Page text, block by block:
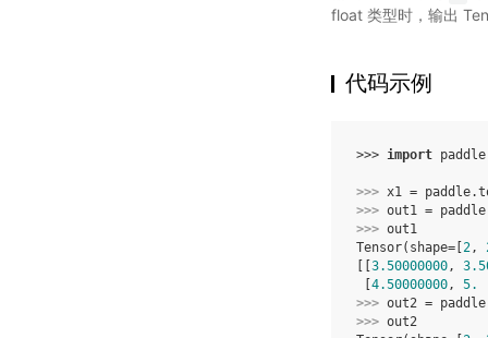
float 类型时，输出
代码示例
>>> import paddle
>>> x1 = paddle.
>>> out1 = paddle
>>> out1
Tensor(shape=[ 2,
3.50000000,
4.50000000, 5.
>>> out2 = paddle
>>> out2